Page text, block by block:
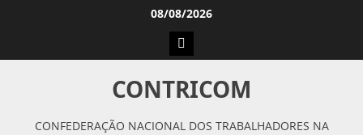
08/08/2026
Instagram
CONTRICOM
CONFEDERAÇÃO NACIONAL DOS TRABALHADORES NA